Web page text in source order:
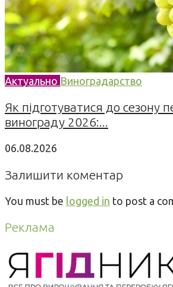
Актуально Виноградарство
Як підготуватися до сезону
винограду 2026:...
06.08.2026
Залишити коментар
You must be logged in to post a
Реклама